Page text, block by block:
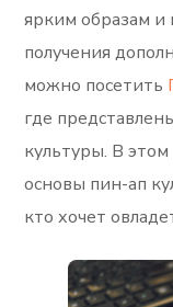
ярким образам
получения
можно посетить
где
культуры. В
основы пин-ап
кто хочет